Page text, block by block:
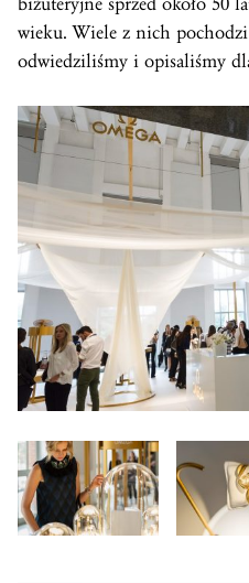
wieku. Wiele z nich
odwiedziliśmy i opisaliśmy